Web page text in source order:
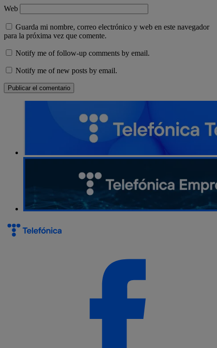
Web
Guarda mi nombre, correo electrónico y web en este navegador
para la próxima vez que comente.
Notify me of follow-up comments by email.
Notify me of new posts by email.